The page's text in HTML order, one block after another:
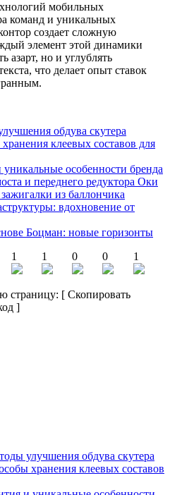
мобильных
команд и уникальных
создает сложную
элемент этой динамики
азарт, но и углублять
что делает опыт ставок
обдува скутера
клеевых составов для
уникальные особенности бренда
и переднего редуктора Оки
из баллончика
вдохновение от
Боцман: новые горизонты
1 1 0 0 1
страницу: [ Скопировать
]
улучшения обдува скутера
хранения клеевых составов